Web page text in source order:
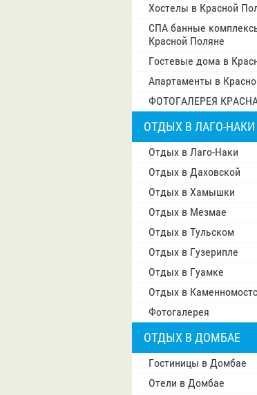
Хостелы в Красной
СПА банные
Красной Поляне
Гостевые дома в
Апартаменты в
ФОТОГАЛЕРЕЯ
ОТДЫХ В ЛАГО-НАКИ
Отдых в Лаго-Наки
Отдых в Даховской
Отдых в Хамышки
Отдых в Мезмае
Отдых в Тульском
Отдых в Гузерипле
Отдых в Гуамке
Отдых в
Фотогалерея
ОТДЫХ В ДОМБАЕ
Гостиницы в Домбае
Отели в Домбае